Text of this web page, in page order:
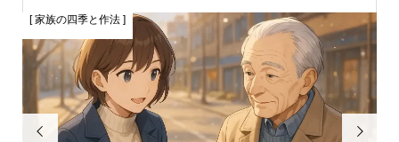

[ 家族の四季と作法 ]
